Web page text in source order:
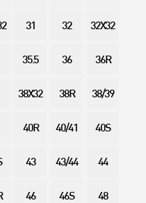
31 32 32X32
35.5 36 36R
38X32 38R 38/39
40R 40/41 40S
43 43/44 44
46 46S 48